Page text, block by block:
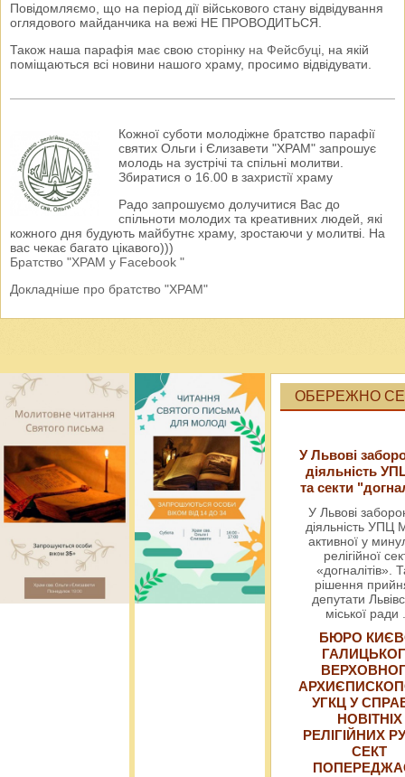
Повідомляємо, що на період дії військового стану відвідування
оглядового майданчика на вежі НЕ ПРОВОДИТЬСЯ.
Також наша парафія має свою сторінку на Фейсбуці, на якій
поміщаються всі новини нашого храму, просимо відвідувати.
Кожної суботи молодіжне братство парафії
святих Ольги і Єлизавети "ХРАМ" запрошує
молодь на зустрічі та спільні молитви.
Збиратися о 16.00 в захристії храму
Радо запрошуємо долучитися Вас до
спільноти молодих та креативних людей, які
кожного дня будують майбутнє храму, зростаючи у молитві. На
вас чекає багато цікавого)))
Братство "ХРАМ у Facebook "
Докладніше про братство "ХРАМ"
ОБЕРЕЖНО
У Львові
діяльність
та секти
У Львові
діяльність УПЦ
активної у
релігійної
«догналітів».
рішення
депутати
міської ради
БЮРО
УГКЦ У
НОВІТНІХ
РЕЛІГІЙНИХ
СЕКТ